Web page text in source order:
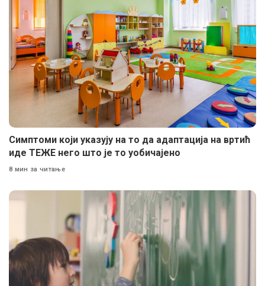
Симптоми који указују на то да адаптација на вртић
иде ТЕЖЕ него што је то уобичајено
8 мин за читање